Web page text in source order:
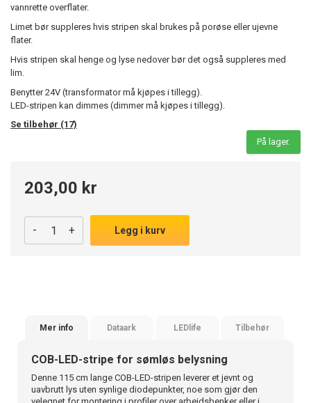
vannrette overflater.
Limet bør suppleres hvis stripen skal brukes på porøse eller ujevne
flater.
Hvis stripen skal henge og lyse nedover bør det også suppleres med
lim.
Benytter 24V (transformator må kjøpes i tillegg).
LED-stripen kan dimmes (dimmer må kjøpes i tillegg).
Se tilbehør (17)
På lager.
203,00 kr
- + Legg i kurv
Mer info Dataark LEDlife Tilbehør
COB-LED-stripe for sømløs belysning
Denne 115 cm lange COB-LED-stripen leverer et jevnt og
uavbrutt lys uten synlige diodepunkter, noe som gjør den